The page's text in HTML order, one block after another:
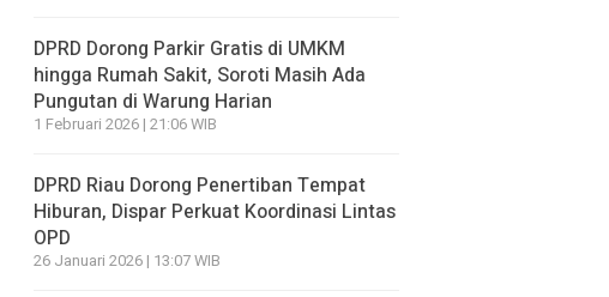
DPRD Dorong Parkir Gratis di UMKM
hingga Rumah Sakit, Soroti Masih Ada
Pungutan di Warung Harian
1 Februari 2026 | 21:06 WIB
DPRD Riau Dorong Penertiban Tempat
Hiburan, Dispar Perkuat Koordinasi Lintas
OPD
26 Januari 2026 | 13:07 WIB